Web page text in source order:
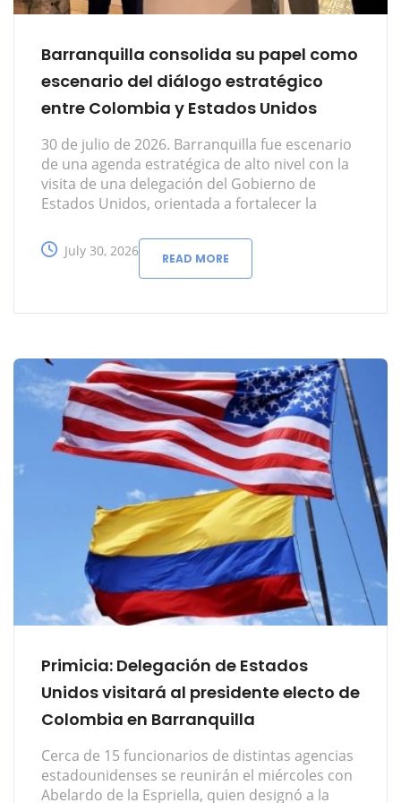
Barranquilla consolida su papel como
escenario del diálogo estratégico
entre Colombia y Estados Unidos
30 de julio de 2026. Barranquilla fue escenario
de una agenda estratégica de alto nivel con la
visita de una delegación del Gobierno de
Estados Unidos, orientada a fortalecer la
oportunidades de inversión, comercio y
desarrollo para el Atlántico y la región Caribe.
La misión, coordinada por la Embajada de
July 30, 2026 READ MORE
Primicia: Delegación de Estados
Unidos visitará al presidente electo de
Colombia en Barranquilla
Cerca de 15 funcionarios de distintas agencias
estadounidenses se reunirán el miércoles con
Abelardo de la Espriella, quien designó a la